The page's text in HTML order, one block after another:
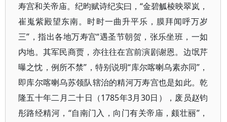
寿宫和关帝庙。纪昀赋诗纪实曰，“金碧觚棱映翠岚，
崔嵬紫殿望东南。时时一曲升平乐，膜拜闻呼万岁
三”，指出各地万寿宫“遇圣节朝贺，张乐坐班，一如
内地。其军民商贾，亦往往在宫前演剧谢恩。边氓芹
曝之忱，例所不禁”，特别说明“库尔喀喇乌素亦同”，
即库尔喀喇乌苏领队辖治的精河万寿宫也是如此。乾
隆五十年二月二十日（1785年3月30日），废员赵钧
彤路经精河，“自南门入，向门有关帝庙，颇壮丽”，